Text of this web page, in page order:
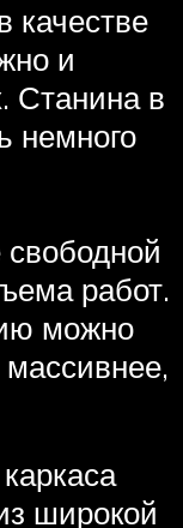
качестве
и
Станина в
немного
работ.
можно
массивнее,
широкой